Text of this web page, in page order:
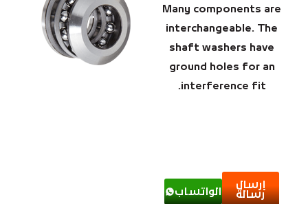
Many components are
interchangeable. The
shaft washers have
ground holes for an
interference fit.
إرسال
رسالة
الواتساب